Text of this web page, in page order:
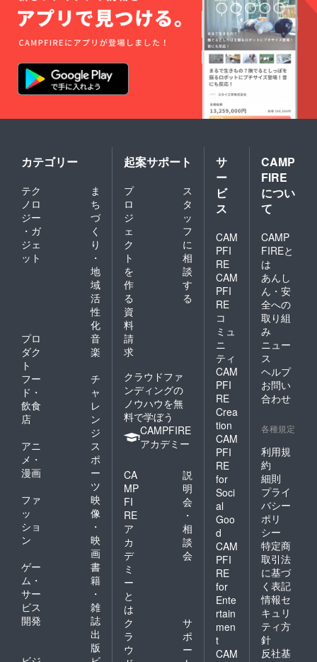
カテゴリー
テク
ノロ
ジー
・ガ
ジェ
ット
ま
ち
づ
く
り
・
地
域
活
性
化
プロ
ダク
ト
音
楽
フー
ド・
飲食
店
チ
ャ
レ
ン
ジ
アニ
メ・
漫画
ス
ポ
ー
ツ
ファ
ッ
ショ
ン
映
像
・
映
画
ゲー
ム・
サー
ビス
開発
書
籍
・
雑
誌
出
版
起案サポート
プ
ロ
ジ
ェ
ク
ト
を
作
る
ス
タ
ッ
フ
に
相
談
す
る
資
料
請
求
クラウドファ
ンディングの
ノウハウを無
料で学ぼう
CAMPFIRE
アカデミー
CA
MP
FI
RE
ア
カ
デ
ミ
ー
と
は
説
明
会
・
相
談
会
ク
ラ
ウ
サ
ポ
ー
サ
ー
ビ
ス
CAM
PFI
RE
CAM
PFI
RE
コ
ミュ
ニ
ティ
CAM
PFI
RE
Crea
tion
CAM
PFI
RE
for
Soci
al
Goo
d
CAM
PFI
RE
for
Ente
rtain
men
t
CAM
CAMP
FIRE
につい
て
CAMP
FIREと
は
あんし
ん・安
全への
取り組
み
ニュー
ス
ヘルプ
お問い
合わせ
各種規定
利用規
約
細則
プライ
バシー
ポリ
シー
特定商
取引法
に基づ
く表記
情報セ
キュリ
ティ方
針
反社基